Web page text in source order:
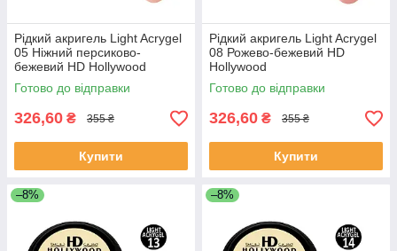
Рідкий акригель Light Acrygel
05 Ніжний персиково-
бежевий HD Hollywood
Готово до відправки
326,60 ₴ 355 ₴
Купити
Рідкий акригель Light Acrygel
08 Рожево-бежевий HD
Hollywood
Готово до відправки
326,60 ₴ 355 ₴
Купити
–8% –8%